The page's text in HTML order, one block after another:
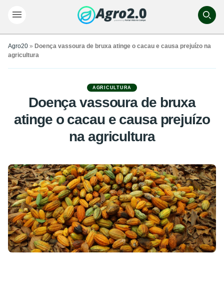
Agro20 » Doença vassoura de bruxa atinge o cacau e causa prejuízo na
agricultura
AGRICULTURA
Doença vassoura de bruxa
atinge o cacau e causa prejuízo
na agricultura